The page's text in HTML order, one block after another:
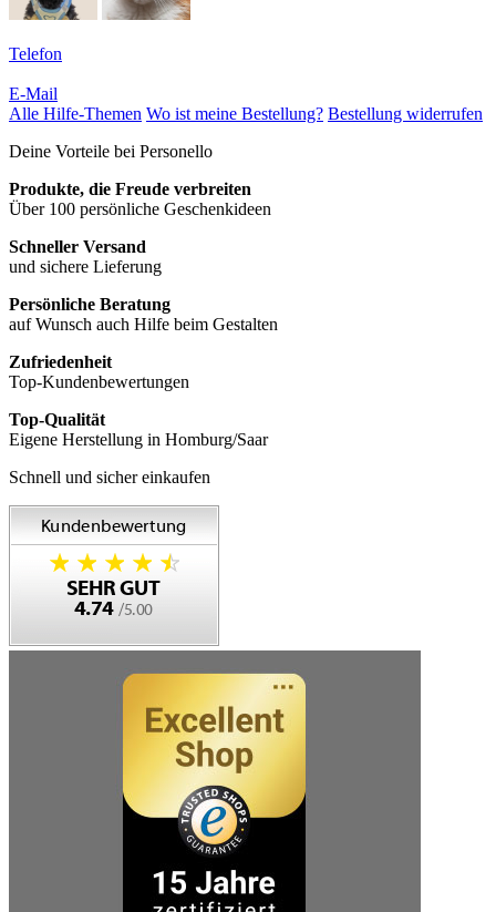
Telefon
E-Mail
Alle Hilfe-Themen Wo ist meine Bestellung? Bestellung widerrufen
Deine Vorteile bei Personello
Produkte, die Freude verbreiten
Über 100 persönliche Geschenkideen
Schneller Versand
und sichere Lieferung
Persönliche Beratung
auf Wunsch auch Hilfe beim Gestalten
Zufriedenheit
Top-Kundenbewertungen
Top-Qualität
Eigene Herstellung in Homburg/Saar
Schnell und sicher einkaufen